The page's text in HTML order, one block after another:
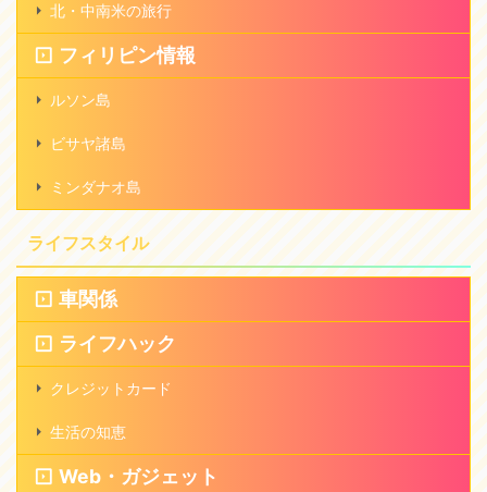
北・中南米の旅行
フィリピン情報
ルソン島
ビサヤ諸島
ミンダナオ島
ライフスタイル
車関係
ライフハック
クレジットカード
生活の知恵
Web・ガジェット